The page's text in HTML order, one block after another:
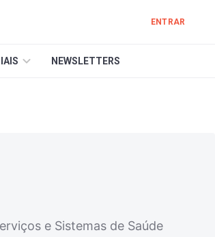
ENTRAR
NEWSLETTERS
e Sistemas de Saúde